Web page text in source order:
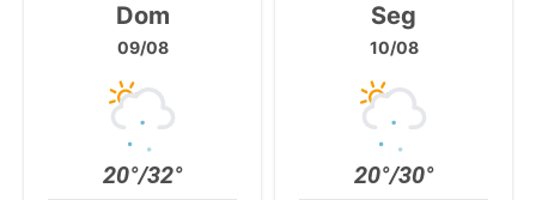
Dom
09/08
20°/32°
Seg
10/08
20°/30°